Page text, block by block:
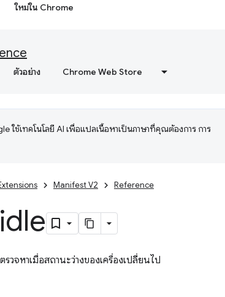
ใหม่ใน Chrome
ตัวอย่าง Chrome Web Store
ใช้เทคโนโลยี AI เพื่อแปลเนื้อหาเป็นภาษาที่คุณต้องการ การ
Manifest V2 Reference
idle
รวจหาเมื่อสถานะว่างของเครื่องเปลี่ยนไป